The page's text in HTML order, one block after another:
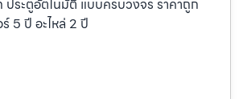
ประตูอัตโนมัติ แบบครบวงจร ราคาถูก
5 ปี อะไหล่ 2 ปี